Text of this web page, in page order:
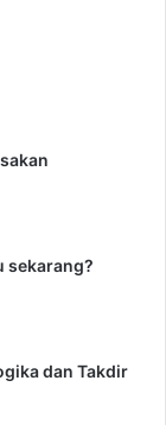
sekarang?
dan Takdir